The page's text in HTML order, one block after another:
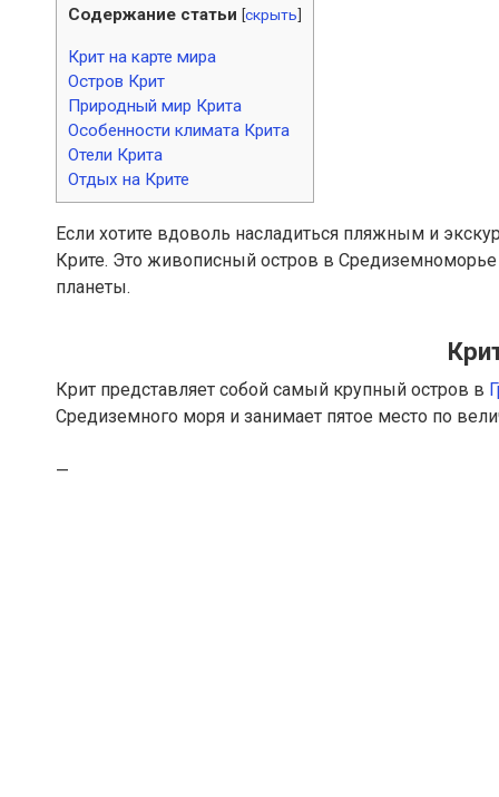
Содержание статьи [скрыть]
Крит на карте мира
Остров Крит
Природный мир Крита
Особенности климата Крита
Отели Крита
Отдых на Крите
Если хотите вдоволь насладиться пляжным и
Крите. Это живописный остров в
планеты.
Крит представляет собой самый крупный остров в
Средиземного моря и занимает пятое место по
—